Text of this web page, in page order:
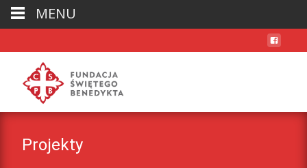
Projekty
MENU